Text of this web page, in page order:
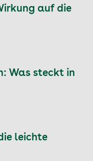
auf die
Was steckt in
leichte